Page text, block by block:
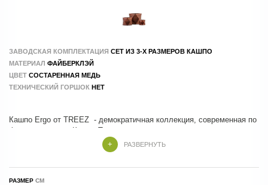
ЗАВОДСКАЯ КОМПЛЕКТАЦИЯ СЕТ ИЗ 3-Х РАЗМЕРОВ КАШПО
МАТЕРИАЛ ФAЙБЕРКЛЭЙ
ЦВЕТ СОСТАРЕННАЯ МЕДЬ
ТЕХНИЧЕСКИЙ ГОРШОК НЕТ
Кашпо Ergo от TREEZ - демократичная коллекция, современная по
форме и стилю . Кашпо Treez изготовлены из композитных
материалов , в составе которых натуральные и экологичные
компоненты. Производство - 100 % ручной труд.
РАЗВЕРНУТЬ
РАЗМЕР